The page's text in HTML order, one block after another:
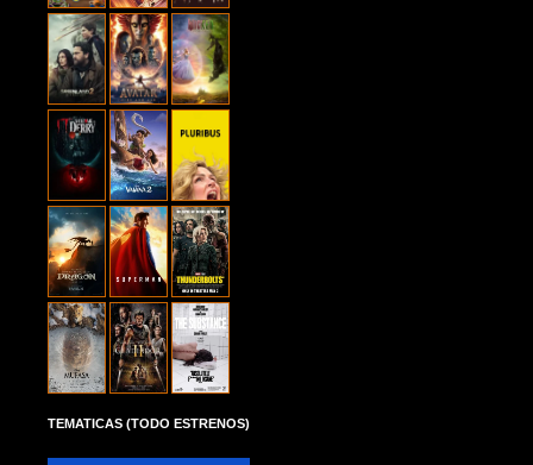
TEMATICAS (TODO ESTRENOS)